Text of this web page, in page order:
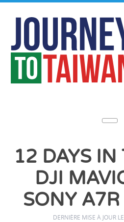
12 DAYS IN
DJI
SONY
DERNIÈRE MISE À JOUR